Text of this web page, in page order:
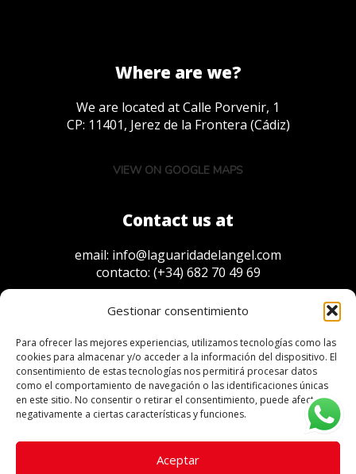
Gestionar consentimiento
Para ofrecer las mejores experiencias, utilizamos tecnologías como las
cookies para almacenar y/o acceder a la información del dispositivo. El
consentimiento de estas tecnologías nos permitirá procesar datos
como el comportamiento de navegación o las identificaciones únicas
en este sitio. No consentir o retirar el consentimiento, puede afectar
negativamente a ciertas características y funciones.
Aceptar
Where are we?
We are located at Calle Porvenir, 1
CP: 11401, Jerez de la Frontera (Cádiz)
VIEW ON GOOGLE MAPS
Contact us at
email: info@laguaridadelangel.com
contacto: (+34) 682 70 49 69
Sponsors